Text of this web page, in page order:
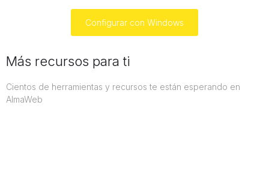
Configurar con Windows
Más recursos para ti
Cientos de herramientas y recursos te están esperando en
AlmaWeb